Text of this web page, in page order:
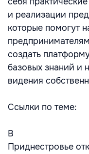
и реализации
которые помогут
предпринимателям
создать
базовых знаний и
видения
Ссылки по теме:
В
Приднестровье